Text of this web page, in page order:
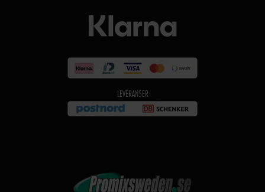
LEVERANSER